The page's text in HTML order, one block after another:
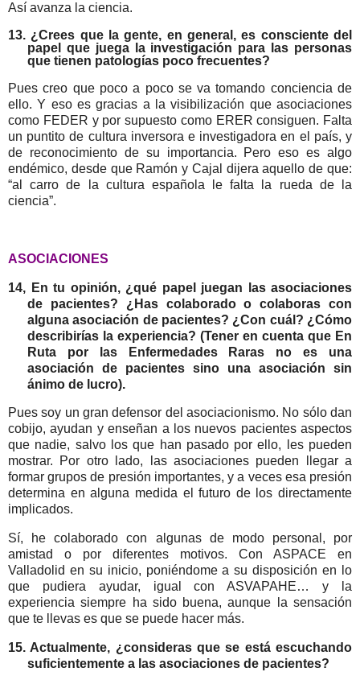
Así avanza la ciencia.
13. ¿Crees que la gente, en general, es consciente del
papel que juega la investigación para las personas
que tienen patologías poco frecuentes?
Pues creo que poco a poco se va tomando conciencia de
ello. Y eso es gracias a la visibilización que asociaciones
como FEDER y por supuesto como ERER consiguen. Falta
un puntito de cultura inversora e investigadora en el país, y
de reconocimiento de su importancia. Pero eso es algo
endémico, desde que Ramón y Cajal dijera aquello de que:
“al carro de la cultura española le falta la rueda de la
ciencia”.
ASOCIACIONES
14, En tu opinión, ¿qué papel juegan las asociaciones
de pacientes? ¿Has colaborado o colaboras con
alguna asociación de pacientes? ¿Con cuál? ¿Cómo
describirías la experiencia? (Tener en cuenta que En
Ruta por las Enfermedades Raras no es una
asociación de pacientes sino una asociación sin
ánimo de lucro).
Pues soy un gran defensor del asociacionismo. No sólo dan
cobijo, ayudan y enseñan a los nuevos pacientes aspectos
que nadie, salvo los que han pasado por ello, les pueden
mostrar. Por otro lado, las asociaciones pueden llegar a
formar grupos de presión importantes, y a veces esa presión
determina en alguna medida el futuro de los directamente
implicados.
Sí, he colaborado con algunas de modo personal, por
amistad o por diferentes motivos. Con ASPACE en
Valladolid en su inicio, poniéndome a su disposición en lo
que pudiera ayudar, igual con ASVAPAHE… y la
experiencia siempre ha sido buena, aunque la sensación
que te llevas es que se puede hacer más.
15. Actualmente, ¿consideras que se está escuchando
suficientemente a las asociaciones de pacientes?